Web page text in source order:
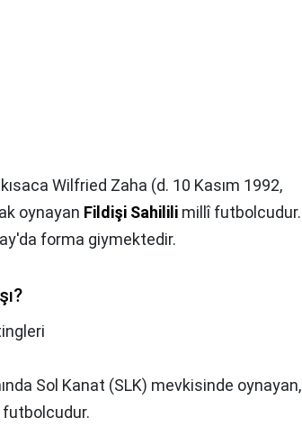
Wilfried Zaha (d. 10 Kasım 1992,
oynayan Fildişi Sahilili millî futbolcudur.
forma giymektedir.
Sol Kanat (SLK) mevkisinde oynayan,